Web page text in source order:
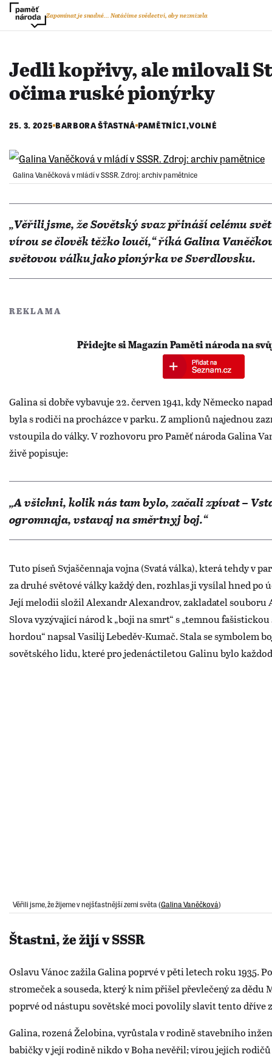
Zapomínat je snadné... Natáčíme svědectví, aby nezmizela
Jedli kopřivy, ale milovali
očima ruské pionýrky
25. 3. 2025 BARBORA ŠŤASTNÁ PAMĚTNÍCI,VOLNÉ
​Galina Vaněčková v mládí v SSSR. Zdroj: archiv pamětnice
„Věřili jsme, že Sovětský svaz přináší celému
vírou se člověk těžko loučí,“ říká Galina
světovou válku jako pionýrka ve Sverdlovsku.
REKLAMA
Přidejte si Magazín Paměti národa na
Galina si dobře vybavuje 22. červen 1941, kdy Německo
byla s rodiči na procházce v parku. Z amplionů najednou
vstoupila do války. V rozhovoru pro Paměť národa Galina
živě popisuje:
„A všichni, kolik nás tam bylo, začali zpívat –
ogromnaja, vstavaj na směrtnyj boj.“
Tuto píseň Svjaščennaja vojna (Svatá válka), která tehdy v
za druhé světové války každý den, rozhlas ji vysílal hned po
Její melodii složil Alexandr Alexandrov, zakladatel souboru
Slova vyzývající národ k „boji na smrt“ s „temnou
hordou“ napsal Vasilij Lebeděv-Kumač. Stala se symbolem
sovětského lidu, které pro jedenáctiletou Galinu bylo
Věřili jsme, že žijeme v nejšťastnější zemi světa (Galina Vaněčková)
Štastni, že žijí v SSSR
Oslavu Vánoc zažila Galina poprvé v pěti letech roku 1935.
stromeček a souseda, který k nim přišel převlečený za dědu
poprvé od nástupu sovětské moci povolily slavit tento dříve
Galina, rozená Želobina, vyrůstala v rodině stavebního
babičky v její rodině nikdo v Boha nevěřil; vírou jejích